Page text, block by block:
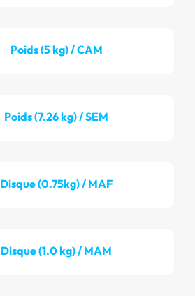
Poids (5 kg) / CAM
Poids (7.26 kg) / SEM
Disque (0.75kg) / MAF
Disque (1.0 kg) / MAM